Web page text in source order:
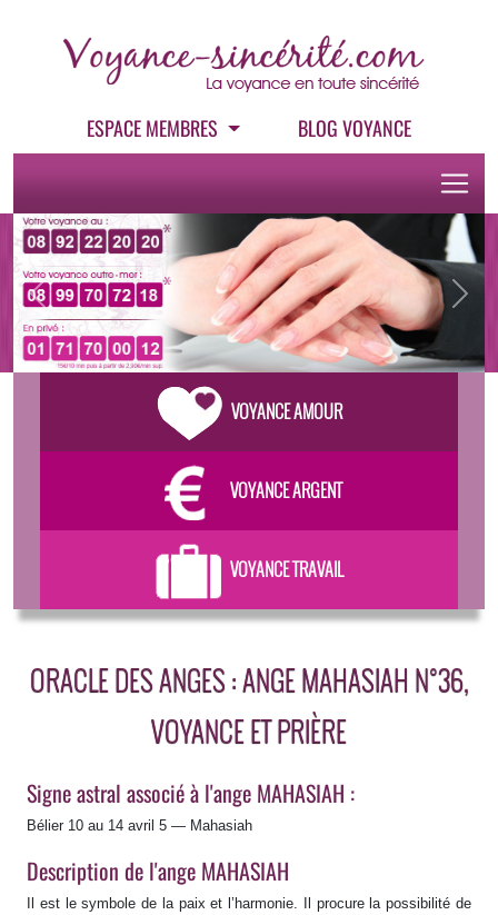
ESPACE MEMBRES BLOG VOYANCE
Previous Next
VOYANCE AMOUR
VOYANCE ARGENT
VOYANCE TRAVAIL
ORACLE DES ANGES : ANGE MAHASIAH N°36,
VOYANCE ET PRIÈRE
Signe astral associé à l'ange MAHASIAH :
Bélier 10 au 14 avril 5 — Mahasiah
Description de l'ange MAHASIAH
Il est le symbole de la paix et l’harmonie. Il procure la possibilité de